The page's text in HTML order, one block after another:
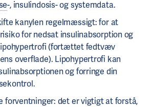
-, insulindosis- og systemdata.
kanylen regelmæssigt: for at
for nedsat insulinabsorption og
(fortættet fedtvæv
overflade). Lipohypertrofi kan
og forringe din
forventninger: det er vigtigt at forstå,